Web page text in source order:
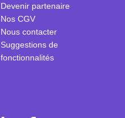
Devenir partenaire
Nos CGV
Nous contacter
Suggestions de
fonctionnalités